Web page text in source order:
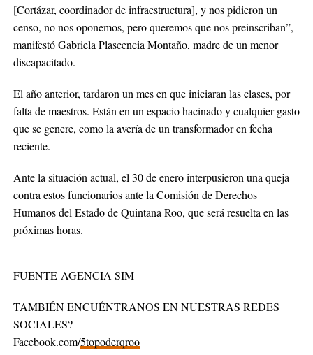
[Cortázar, coordinador de infraestructura], y nos pidieron un
censo, no nos oponemos, pero queremos que nos preinscriban”,
manifestó Gabriela Plascencia Montaño, madre de un menor
discapacitado.
El año anterior, tardaron un mes en que iniciaran las clases, por
falta de maestros. Están en un espacio hacinado y cualquier gasto
que se genere, como la avería de un transformador en fecha
reciente.
Ante la situación actual, el 30 de enero interpusieron una queja
contra estos funcionarios ante la Comisión de Derechos
Humanos del Estado de Quintana Roo, que será resuelta en las
próximas horas.
FUENTE AGENCIA SIM
TAMBIÉN ENCUÉNTRANOS EN NUESTRAS REDES
SOCIALES?
Facebook.com/5topoderqroo